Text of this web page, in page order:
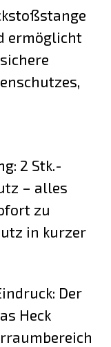
ermöglicht
2 Stk.-
– alles
zu
in kurzer
Der
Heck